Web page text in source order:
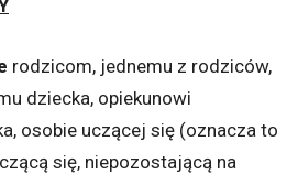
rodzicom, jednemu z rodziców,
dziecka, opiekunowi
osobie uczącej się (oznacza to
się, niepozostającą na